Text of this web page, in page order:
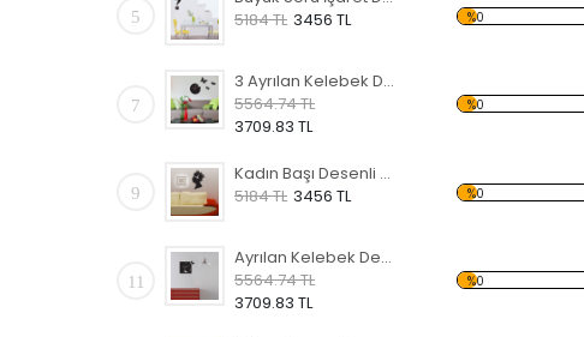
5
5184 TL 3456 TL %0
7
3 Ayrılan Kelebek Desenli Siyah Dekoratif Duvar Saati
5564.74 TL
3709.83 TL
%0
9
Kadın Başı Desenli Siyah Dekoratif Duvar Saati
5184 TL 3456 TL %0
11
Ayrılan Kelebek Desenli Siyah Dekoratif Duvar Saati
5564.74 TL
3709.83 TL
%0